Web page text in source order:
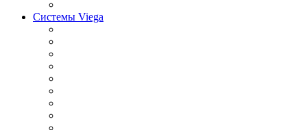
Системы Viega